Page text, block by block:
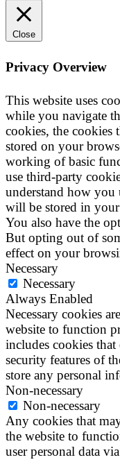
Close
Privacy Overview
This website uses
while you navigate
cookies, the cookies
stored on your
working of basic
use third-party
understand how you
will be stored in
You also have the
But opting out of
effect on your
Necessary
Necessary
Always Enabled
Necessary cookies
website to function
includes cookies that
security features of
store any personal
Non-necessary
Non-necessary
Any cookies that
the website to
user personal data